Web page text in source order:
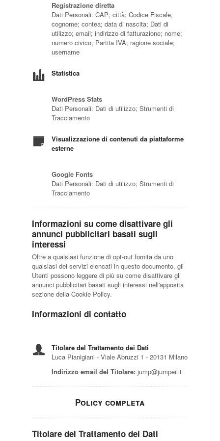
Registrazione diretta
Dati Personali: CAP; città; Codice Fiscale;
cognome; contea; data di nascita; Dati di
utilizzo; email; indirizzo di fatturazione; nome;
numero civico; Partita IVA; ragione sociale;
username
Statistica
WordPress Stats
Dati Personali: Dati di utilizzo; Strumenti di
Tracciamento
Visualizzazione di contenuti da piattaforme
esterne
Google Fonts
Dati Personali: Dati di utilizzo; Strumenti di
Tracciamento
Informazioni su come disattivare gli
annunci pubblicitari basati sugli
interessi
Oltre a qualsiasi funzione di opt-out fornita da uno
qualsiasi dei servizi elencati in questo documento, gli
Utenti possono leggere di più su come disattivare gli
annunci pubblicitari basati sugli interessi nell'apposita
sezione della Cookie Policy.
Informazioni di contatto
Titolare del Trattamento dei Dati
Luca Pianigiani - Viale Abruzzi 1 - 20131 Milano
Indirizzo email del Titolare: jump@jumper.it
Policy completa
Titolare del Trattamento dei Dati